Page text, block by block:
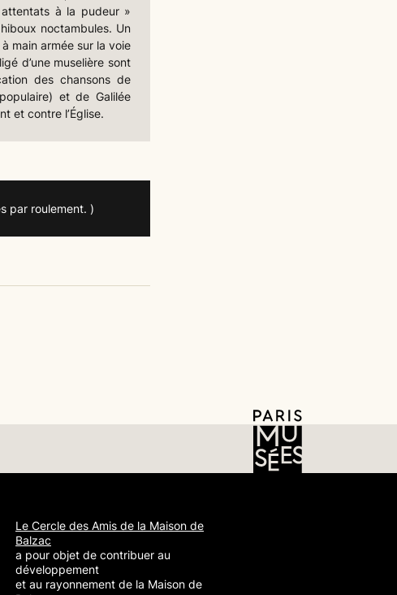
à la pudeur »
noctambules. Un
main armée sur la voie
d’une muselière sont
des chansons de
et de Galilée
et contre l’Église.
par roulement. )
Le Cercle des Amis de la Maison de
Balzac
a pour objet de contribuer au
développement
et au rayonnement de la Maison de